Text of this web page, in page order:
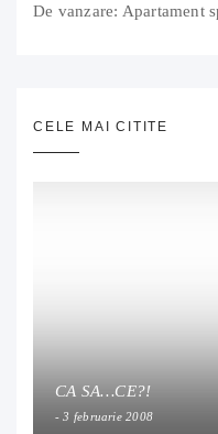
CELE MAI CITITE
CA SA…CE?!
3 februarie 2008